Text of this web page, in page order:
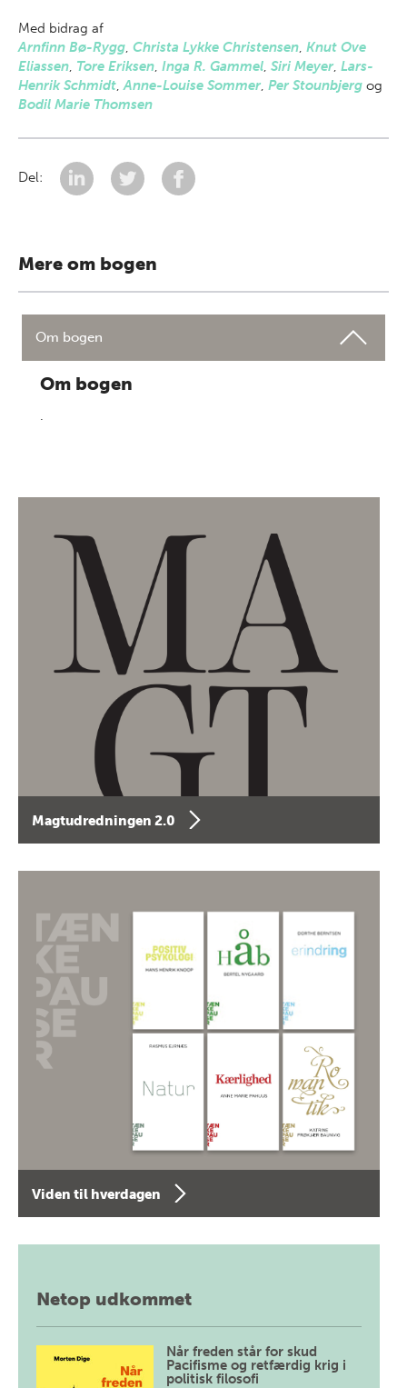
Med bidrag af
Arnfinn Bø-Rygg, Christa Lykke Christensen, Knut Ove
Eliassen, Tore Eriksen, Inga R. Gammel, Siri Meyer, Lars-
Henrik Schmidt,Anne-Louise Sommer, Per Stounbjerg og
Bodil Marie Thomsen
Del:
Mere om bogen
Om bogen
Om bogen
.
Magtudredningen 2.0
Viden til hverdagen
Netop udkommet
Når freden står for skud
Pacifisme og retfærdig krig i
politisk filosofi